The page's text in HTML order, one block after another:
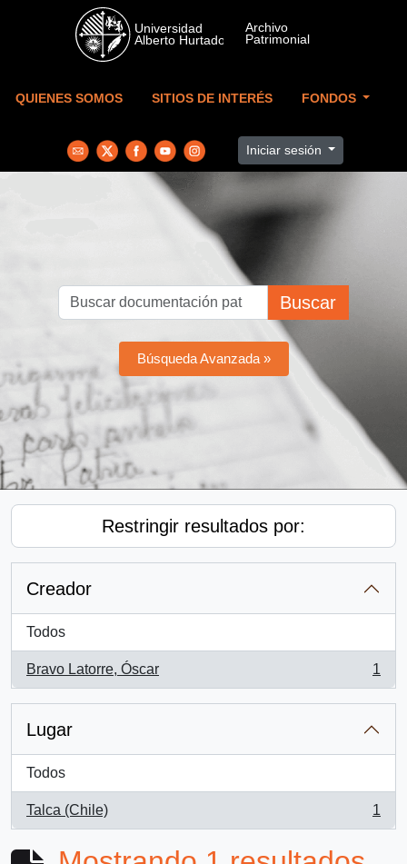
Skip to main content
QUIENES SOMOS SITIOS DE INTERÉS FONDOS
Iniciar sesión
Buscar
Búsqueda Avanzada »
Restringir resultados por:
Creador
Todos
Bravo Latorre, Óscar
, 1 resultados
1
Lugar
Todos
Talca (Chile)
, 1 resultados
1